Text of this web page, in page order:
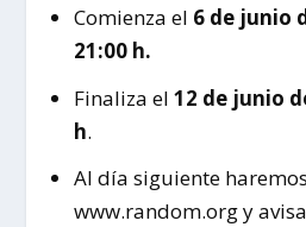
Comienza el 6 de junio
21:00 h.
Finaliza el 12 de junio
h.
Al día siguiente
www.random.org y